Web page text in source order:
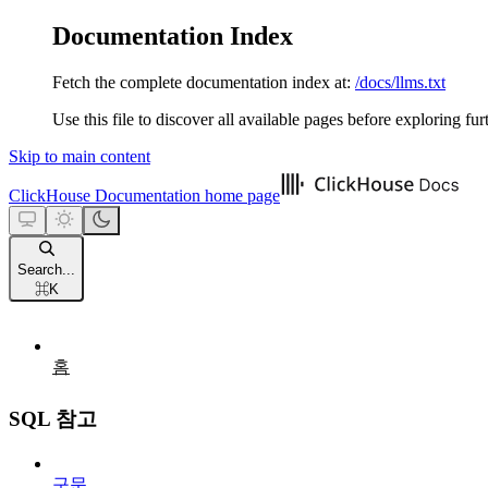
Documentation Index
Fetch the complete documentation index at: /docs/llms.txt
Use this file to discover all available pages before exploring
Skip to main content
ClickHouse Documentation home page
Search...
⌘K
홈
SQL 참고
구문